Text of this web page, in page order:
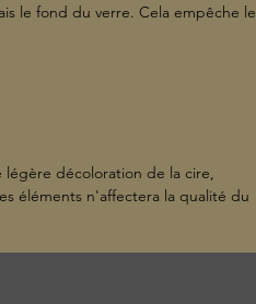
le fond du verre. Cela empêche le
légère décoloration de la cire,
éléments n'affectera la qualité du